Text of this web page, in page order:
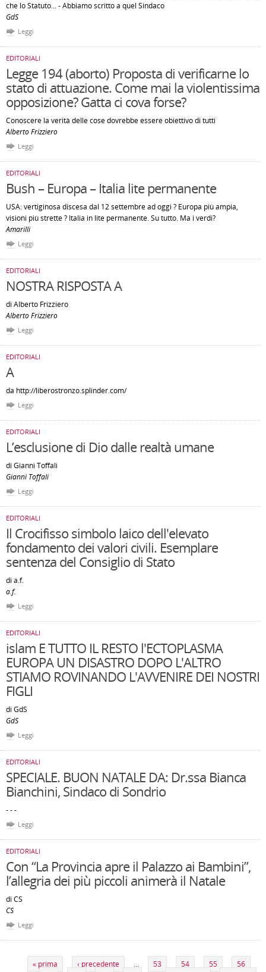
che lo Statuto... - Abbiamo scritto a quel Sindaco
GdS
Leggi
EDITORIALI
Legge 194 (aborto) Proposta di verificarne lo
stato di attuazione. Come mai la violentissima
opposizione? Gatta ci cova forse?
Conoscere la verità delle cose dovrebbe essere obiettivo di tutti
Alberto Frizziero
Leggi
EDITORIALI
Bush – Europa – Italia lite permanente
USA: vertiginosa discesa dal 12 settembre ad oggi ? Europa più ampia,
visioni più strette ? Italia in lite permanente. Su tutto. Ma i verdi?
Amarilli
Leggi
EDITORIALI
NOSTRA RISPOSTA A
di Alberto Frizziero
Alberto Frizziero
Leggi
EDITORIALI
A
da http://liberostronzo.splinder.com/
Leggi
EDITORIALI
L’esclusione di Dio dalle realtà umane
di Gianni Toffali
Gianni Toffali
Leggi
EDITORIALI
Il Crocifisso simbolo laico dell'elevato
fondamento dei valori civili. Esemplare
sentenza del Consiglio di Stato
di a.f.
a.f.
Leggi
EDITORIALI
islam E TUTTO IL RESTO l'ECTOPLASMA
EUROPA UN DISASTRO DOPO L'ALTRO
STIAMO ROVINANDO L'AVVENIRE DEI NOSTRI
FIGLI
di GdS
GdS
Leggi
EDITORIALI
SPECIALE. BUON NATALE DA: Dr.ssa Bianca
Bianchini, Sindaco di Sondrio
- - -
Leggi
EDITORIALI
Con “La Provincia apre il Palazzo ai Bambini”,
l’allegria dei più piccoli animerà il Natale
di CS
CS
Leggi
« prima ‹ precedente … 53 54 55
56